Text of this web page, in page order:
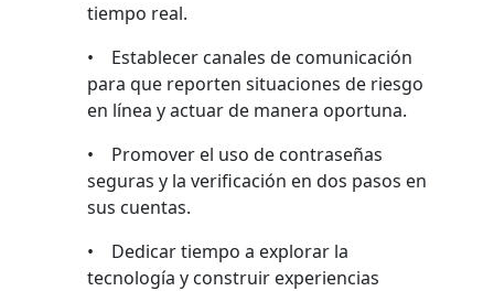
tiempo real.
• Establecer canales de comunicación
para que reporten situaciones de riesgo
en línea y actuar de manera oportuna.
• Promover el uso de contraseñas
seguras y la verificación en dos pasos en
sus cuentas.
• Dedicar tiempo a explorar la
tecnología y construir experiencias